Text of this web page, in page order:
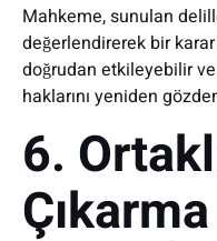
Mahkeme, sunulan
değerlendirerek bir karar
doğrudan etkileyebilir
haklarını yeniden
6.